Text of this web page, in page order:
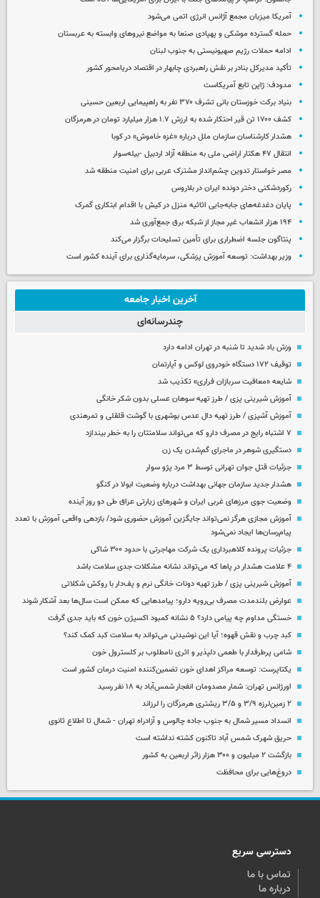
آمریکا میزبان مجمع آژانس انرژی اتمی می‌شود
حمله گسترده موشکی و پهپادی صنعا به مواضع نیروهای وابسته به عربستان
ادامه حملات رژیم صهیونیستی به جنوب لبنان
تأکید مدیرکل بنادر بر نقش راهبردی چابهار در اقتصاد دریامحور کشور
مدودف: ژاپن تابع آمریکاست
بنیاد برکت خوزستان بانی تشرف ۳۷۰ نفر به راهپیمایی اربعین حسینی
کشف ۱۷۰۰ تن قیر احتکار شده به ارزش ۱.۷ هزار میلیارد تومان در هرمزگان
هشدار کارشناسان سازمان ملل درباره «غزه‌ خاموش» در کوبا
انتقال ۴۷ هکتار اراضی ملی به منطقه آزاد اردبیل -بیله‌سوار
مصر خواستار تدوین چشم‌انداز مشترک عربی برای امنیت منطقه شد
رکوردشکنی دختر دونده ایران در بلاروس
پایان دغدغه‌های جابه‌جایی اثاثیه منزل در کیش با اقدام ابتکاری گمرک
۱۹۴ هزار انشعاب غیر مجاز از شبکه برق جمع‌آوری شد
پنتاگون جلسه اضطراری برای تأمین تسلیحات برگزار می‌کند
وزیر بهداشت: توسعه آموزش پزشکی، سرمایه‌گذاری برای آینده کشور است
آخرین اخبار جامعه
چندرسانه‌ای
وزش باد شدید تا شنبه در تهران ادامه دارد
توقیف ۱۷۲ دستگاه خودروی لوکس و آپارتمان
شایعه «معافیت سربازان فراری» تکذیب شد
آموزش شیرینی پزی / طرز تهیه سوهان عسلی بدون شکر خانگی
آموزش آشپزی / طرز تهیه دال عدس بوشهری با گوشت قلقلی و تمرهندی
۷ اشتباه رایج در مصرف دارو که می‌تواند سلامتتان را به خطر بیندازد
دستگیری شوهر در ماجرای گم‌شدن یک زن
جزئیات قتل جوان تهرانی توسط ۳ مرد پژو سوار
هشدار جدید سازمان جهانی بهداشت درباره وضعیت ابولا در کنگو
وضعیت جوی مرزهای غربی ایران و شهرهای زیارتی عراق طی دو روز آینده
آموزش مجازی هرگز نمی‌تواند جایگزین آموزش حضوری شود/ بازدهی واقعی آموزش با تعدد
پیام‌رسان‌ها ایجاد نمی‌شود
جزئیات پرونده کلاهبرداری یک شرکت مهاجرتی با حدود ۳۰۰ شاکی
۴ علامت هشدار در پاها که می‌تواند نشانه مشکلات جدی سلامت باشد
آموزش شیرینی پزی / طرز تهیه دونات خانگی نرم و پف‌دار با روکش شکلاتی
عوارض بلندمدت مصرف بی‌رویه دارو؛ پیامدهایی که ممکن است سال‌ها بعد آشکار شوند
خستگی مداوم چه پیامی دارد؟ ۵ نشانه کمبود اکسیژن خون که باید جدی گرفت
کبد چرب و نقش قهوه؛ آیا این نوشیدنی می‌تواند به سلامت کبد کمک کند؟
شامی پرطرفدار با طعمی دلپذیر و اثری نامطلوب بر کلسترول خون
یکتاپرست: توسعه مراکز اهدای خون تضمین‌کننده امنیت درمان کشور است
اورژانس تهران: شمار مصدومان انفجار شمس‌آباد به ۱۸ نفر رسید
۲ زمین‌لرزه ۳/۹ و ۳/۵ ریشتری هرمزگان را لرزاند
انسداد مسیر شمال به جنوب جاده چالوس و آزادراه تهران - شمال تا اطلاع ثانوی
حریق شهرک شمس آباد تاکنون کشته نداشته است
بازگشت ۲ میلیون و ۳۰۰ هزار زائر اربعین به کشور
دروغ‌هایی برای محافظت
دسترسی سریع
تماس با ما
درباره ما